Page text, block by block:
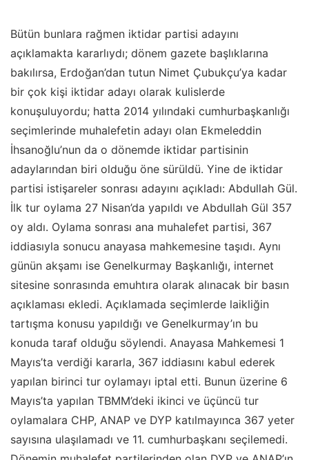
Bütün bunlara rağmen iktidar partisi adayını
açıklamakta kararlıydı; dönem gazete başlıklarına
bakılırsa, Erdoğan’dan tutun Nimet Çubukçu’ya kadar
bir çok kişi iktidar adayı olarak kulislerde
konuşuluyordu; hatta 2014 yılındaki cumhurbaşkanlığı
seçimlerinde muhalefetin adayı olan Ekmeleddin
İhsanoğlu’nun da o dönemde iktidar partisinin
adaylarından biri olduğu öne sürüldü. Yine de iktidar
partisi istişareler sonrası adayını açıkladı: Abdullah Gül.
İlk tur oylama 27 Nisan’da yapıldı ve Abdullah Gül 357
oy aldı. Oylama sonrası ana muhalefet partisi, 367
iddiasıyla sonucu anayasa mahkemesine taşıdı. Aynı
günün akşamı ise Genelkurmay Başkanlığı, internet
sitesine sonrasında e­muhtıra olarak alınacak bir basın
açıklaması ekledi. Açıklamada seçimlerde laikliğin
tartışma konusu yapıldığı ve Genelkurmay’ın bu
konuda taraf olduğu söylendi. Anayasa Mahkemesi 1
Mayıs’ta verdiği kararla, 367 iddiasını kabul ederek
yapılan birinci tur oylamayı iptal etti. Bunun üzerine 6
Mayıs’ta yapılan TBMM’deki ikinci ve üçüncü tur
oylamalara CHP, ANAP ve DYP katılmayınca 367 yeter
sayısına ulaşılamadı ve 11. cumhurbaşkanı seçilemedi.